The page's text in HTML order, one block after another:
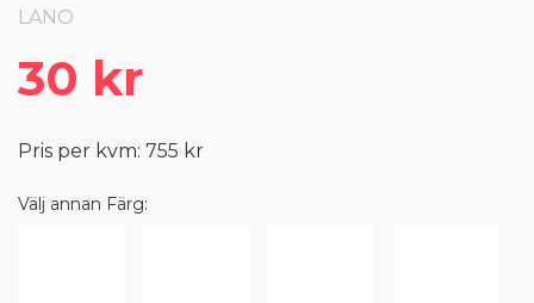
LANO
30 kr
Pris per kvm: 755 kr
Välj annan Färg: